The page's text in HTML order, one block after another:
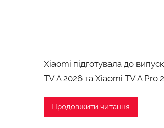
Xiaomi підготувала до
TV A 2026 та Xiaomi TV A Pro
Продовжити читання